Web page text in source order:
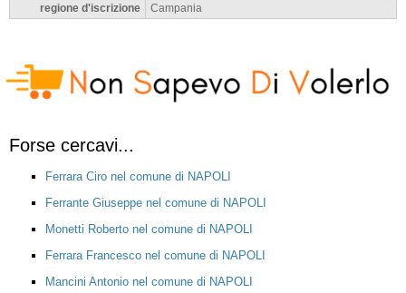
regione d'iscrizione
Campania
Forse cercavi...
Ferrara Ciro nel comune di NAPOLI
Ferrante Giuseppe nel comune di NAPOLI
Monetti Roberto nel comune di NAPOLI
Ferrara Francesco nel comune di NAPOLI
Mancini Antonio nel comune di NAPOLI